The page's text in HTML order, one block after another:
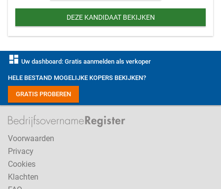
DEZE KANDIDAAT BEKIJKEN
dashboard Uw dashboard: Gratis aanmelden als verkoper
HELE BESTAND MOGELIJKE KOPERS BEKIJKEN?
GRATIS PROBEREN
Voorwaarden
Privacy
Cookies
Klachten